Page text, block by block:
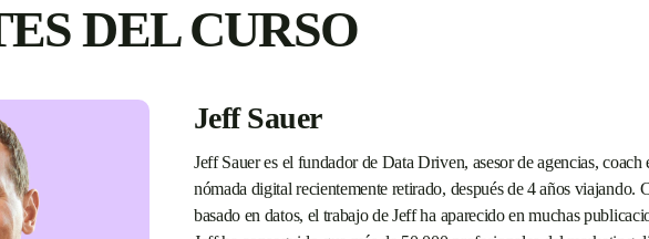
DEL CURSO
Jeff Sauer
Jeff Sauer es el fundador de Data Driven, asesor de agencias,
nómada digital recientemente retirado, después de 4 años viajando.
basado en datos, el trabajo de Jeff ha aparecido en muchas